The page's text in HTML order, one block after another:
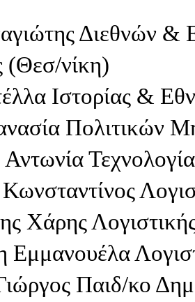
Διεθνών
(Θεσ/νίκη)
Ιστορίας &
Πολιτικών
Χάρης
Εμμανουέλα
Παιδ/κο